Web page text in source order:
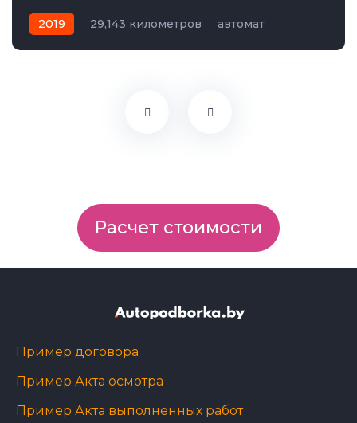
2019 29,143 километров
автомат
Расчет стоимости
Пример договора
Пример Акта осмотра
Пример Акта выполненных работ